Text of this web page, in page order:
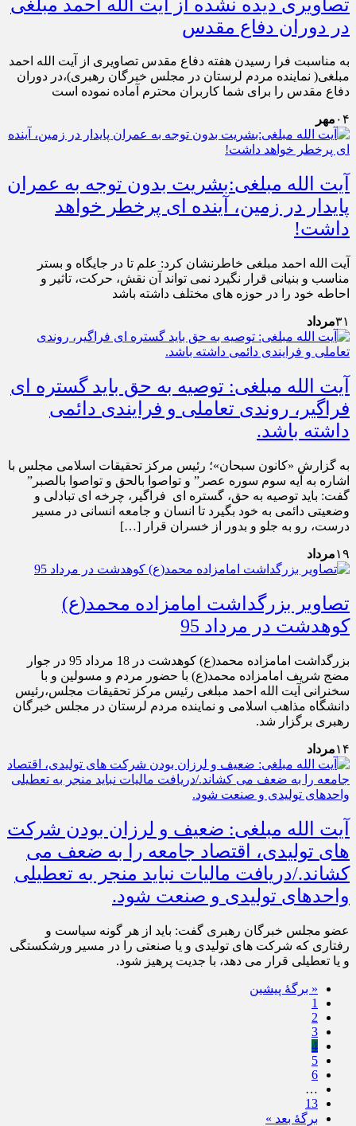
تصاویری دیده نشده از آیت الله احمد مبلغی
در دوران دفاع مقدس
به مناسبت فرا رسیدن هفته دفاع مقدس تصاویری از آیت الله احمد
مبلغی( نماینده مردم لرستان در مجلس خبرگان رهبری)،در دوران
دفاع مقدس را برای شما کاربران محترم آماده نموده است
۰۴ مهر
آیت الله مبلغی:بشریت بدون توجه به عمران
پایدار در زمین، آینده ای پرخطر خواهد
داشت!
آیت الله احمد مبلغی خاطرنشان کرد: علم تا در جایگاه و بستر
مناسب و بنیانی قرار نگیرد نمی تواند آن نقش، حرکت، تاثیر و
احاطه خود را در حوزه های مختلف داشته باشد
۳۱مرداد
آیت الله مبلغی: توصیه به حق باید گستره ای
فراگیر، روندی تعاملی و فرایندی دائمی
داشته باشد.
به گزارش «کانون سبحان»؛ رئیس مرکز تحقیقات اسلامی مجلس با
اشاره به آیه سوم سوره عصر” و تواصوا بالحق و تواصوا بالصبر”
گفت: باید توصیه به حق، گستره ای فراگیر، چرخه ای تبادلی و
وضعیتی دائمی به خود بگیرد تا انسان و جامعه انسانی در مسیر
درست، رو به جلو و بدور از خسران قرار […]
۱۹مرداد
تصاویر بزرگداشت امامزاده محمد(ع)
کوهدشت در مرداد 95
بزرگداشت امامزاده محمد(ع) کوهدشت در 18 مرداد 95 در جوار
مضج شریف امامزاده محمد(ع) با حضور مردم و مسولین و با
سخنرانی آیت الله احمد مبلغی رئیس مرکز تحقیقات مجلس،رئیس
دانشگاه مذاهب اسلامی و نماینده مردم لرستان در مجلس خبرگان
رهبری برگزار شد.
۱۴مرداد
آیت الله مبلغی: ضعیف و لرزان بودن شرکت
های تولیدی، اقتصاد جامعه را به ضعف می
کشاند./دریافت مالیات نباید منجر به تعطیلی
واحدهای تولیدی و صنعت شود.
عضو مجلس خبرگان رهبری گفت: باید از هر گونه سیاست و
رفتاری که شرکت های تولیدی و یا صنعتی را در مسیر ورشکستگی
و یا تعطیلی قرار می دهد، با جدیت پرهیز شود.
« برگه‌ٔ پیشین
1
2
3
4
5
6
…
13
برگهٔ بعد »